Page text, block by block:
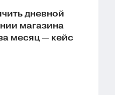
дневной
магазина
месяц — кейс